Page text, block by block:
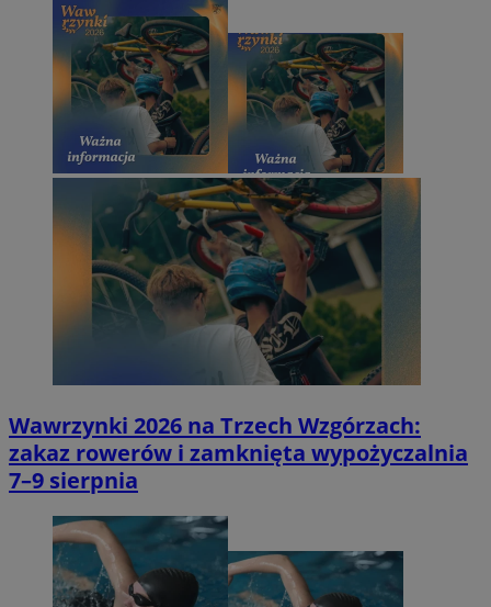
Wawrzynki 2026 na Trzech Wzgórzach:
zakaz rowerów i zamknięta wypożyczalnia
7–9 sierpnia